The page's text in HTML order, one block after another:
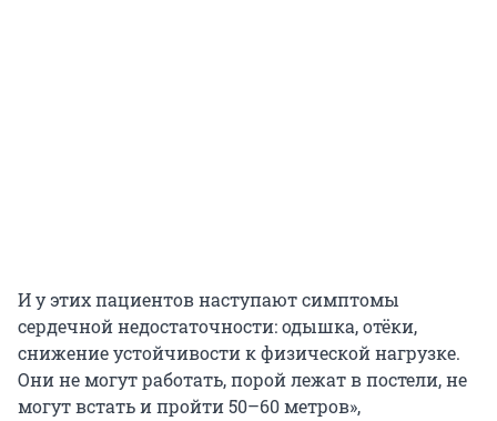
И у этих пациентов наступают симптомы
сердечной недостаточности: одышка, отёки,
снижение устойчивости к физической нагрузке.
Они не могут работать, порой лежат в постели, не
могут встать и пройти 50–60 метров»,